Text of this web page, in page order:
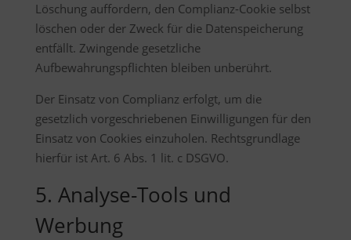
Löschung auffordern, den Complianz-Cookie selbst
löschen oder der Zweck für die Datenspeicherung
entfällt. Zwingende gesetzliche
Aufbewahrungspflichten bleiben unberührt.
Der Einsatz von Complianz erfolgt, um die
gesetzlich vorgeschriebenen Einwilligungen für den
Einsatz von Cookies einzuholen. Rechtsgrundlage
hierfür ist Art. 6 Abs. 1 lit. c DSGVO.
5. Analyse-Tools und
Werbung